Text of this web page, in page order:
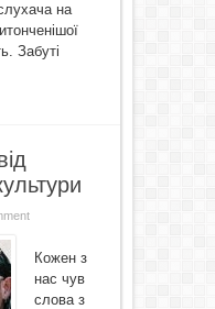
на
Забуті
Кожен з
нас чув
слова з